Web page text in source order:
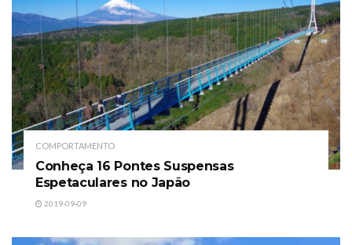
COMPORTAMENTO
Conheça 16 Pontes Suspensas
Espetaculares no Japão
2019-09-09